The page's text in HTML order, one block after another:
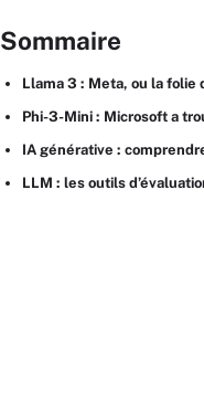
Sommaire
Llama 3 : Meta, ou la folie
Phi-3-Mini : Microsoft a
IA générative :
LLM : les outils